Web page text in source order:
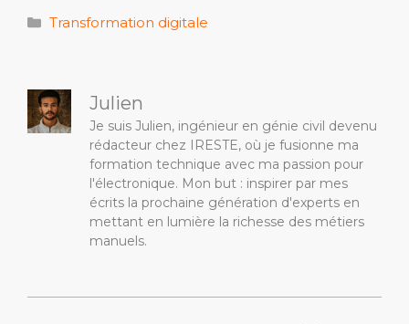
Catégories
Transformation digitale
Julien
Je suis Julien, ingénieur en génie civil devenu
rédacteur chez IRESTE, où je fusionne ma
formation technique avec ma passion pour
l'électronique. Mon but : inspirer par mes
écrits la prochaine génération d'experts en
mettant en lumière la richesse des métiers
manuels.